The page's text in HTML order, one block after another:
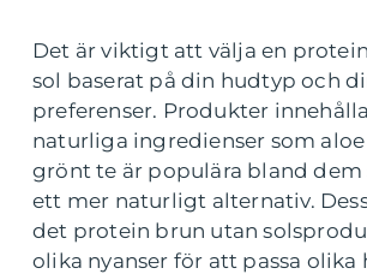
Det är viktigt att välja en
sol baserat på din hudtyp och
preferenser. Produkter
naturliga ingredienser som aloe
grönt te är populära bland dem
ett mer naturligt alternativ.
det protein brun utan
olika nyanser för att passa olika